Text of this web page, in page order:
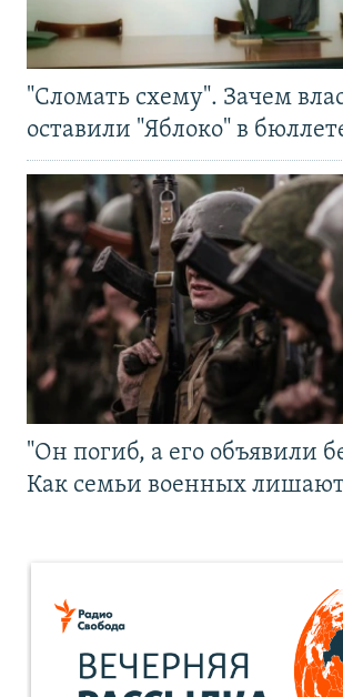
"Сломать схему". Зачем
оставили "Яблоко" в
"Он погиб, а его объявили
Как семьи военных